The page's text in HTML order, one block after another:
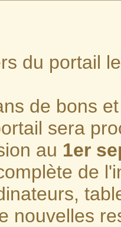
du portail
de bons
sera
au 1er
de
nouvelles